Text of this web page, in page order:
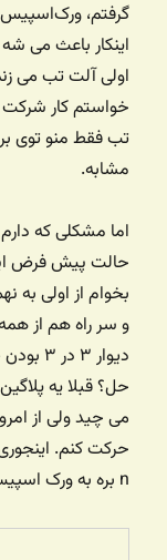
گرفتم،
اینکار باعث می
اولی آلت تب می
خواستم کار
تب فقط منو توی
مشابه.
اما مشکلی که
حالت پیش فرض
بخوام از اولی به
و سر راه هم از
دیوار
می چید ولی از
حرکت کنم.
n بره به ورک‌ اسپیس n. گفتم شاید به درد شما هم بخوره: